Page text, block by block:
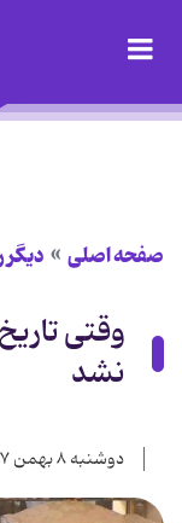
صفحه اصلی دیگر
وقتی
نشد
دوشنبه ۸ بهمن ۱۳۹۷ - ۰۰:۰۰